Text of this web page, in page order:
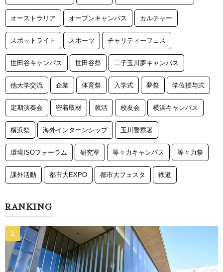
オーストラリア オープンキャンパス カルチャー
スポットライト スポーツ チャリティーフェス
世田谷キャンパス 世田谷祭 二子玉川夢キャンパス
他大学交流 企業 体育祭 入学式 夢祭 学位授与式
定期演奏会 密着取材 就活 校友会 横浜キャンパス
横浜祭 海外インターンシップ 玉川警察署
環境ISOフォーラム 研究室 等々力キャンパス 等々力祭
課外活動 都市大EXPO 都市大フェスタ 鉄道
RANKING